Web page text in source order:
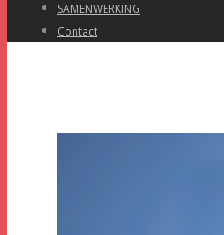
SAMENWERKING
Contact